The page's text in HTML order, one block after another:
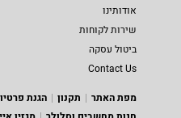
אודותינו
שירות לקוחות
ביטול עסקה
Contact Us
מפת האתר
תקנון הגנת